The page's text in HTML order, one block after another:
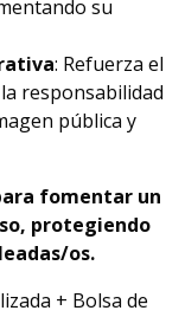
su
: Refuerza el
responsabilidad
pública y
fomentar un
protegiendo
os.
+ Bolsa de